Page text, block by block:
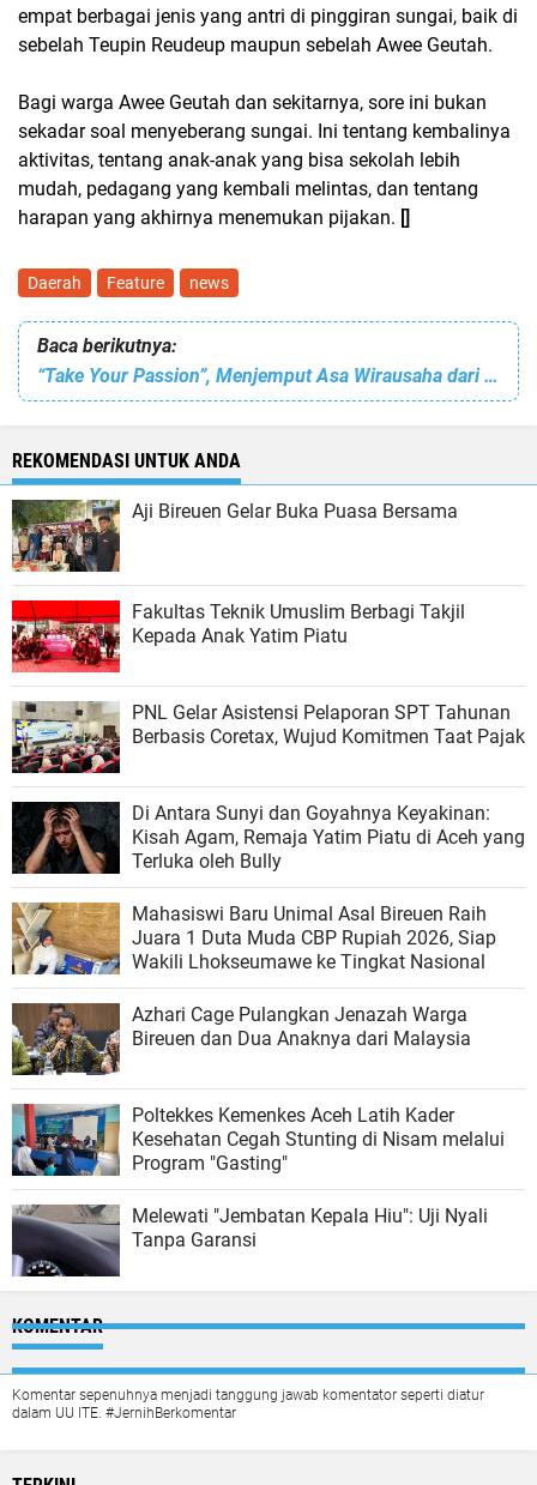
empat berbagai jenis yang antri di pinggiran sungai, baik di
sebelah Teupin Reudeup maupun sebelah Awee Geutah.
Bagi warga Awee Geutah dan sekitarnya, sore ini bukan
sekadar soal menyeberang sungai. Ini tentang kembalinya
aktivitas, tentang anak-anak yang bisa sekolah lebih
mudah, pedagang yang kembali melintas, dan tentang
harapan yang akhirnya menemukan pijakan. []
Daerah Feature news
Baca berikutnya:
“Take Your Passion”, Menjemput Asa Wirausaha dari Auditorium PNL
REKOMENDASI UNTUK ANDA
Aji Bireuen Gelar Buka Puasa Bersama
Fakultas Teknik Umuslim Berbagi Takjil
Kepada Anak Yatim Piatu
PNL Gelar Asistensi Pelaporan SPT Tahunan
Berbasis Coretax, Wujud Komitmen Taat Pajak
Di Antara Sunyi dan Goyahnya Keyakinan:
Kisah Agam, Remaja Yatim Piatu di Aceh yang
Terluka oleh Bully
Mahasiswi Baru Unimal Asal Bireuen Raih
Juara 1 Duta Muda CBP Rupiah 2026, Siap
Wakili Lhokseumawe ke Tingkat Nasional
Azhari Cage Pulangkan Jenazah Warga
Bireuen dan Dua Anaknya dari Malaysia
Poltekkes Kemenkes Aceh Latih Kader
Kesehatan Cegah Stunting di Nisam melalui
Program "Gasting"
Melewati "Jembatan Kepala Hiu": Uji Nyali
Tanpa Garansi
KOMENTAR
Komentar sepenuhnya menjadi tanggung jawab komentator seperti diatur
dalam UU ITE. #JernihBerkomentar